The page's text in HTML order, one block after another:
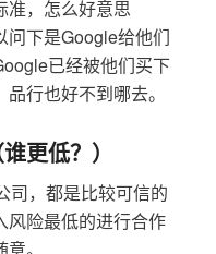
准，怎么好意思
问下是Google给他们
已经被他们买下
行也好不到哪去。
更低？）
司，都是比较可信的
风险最低的进行合作